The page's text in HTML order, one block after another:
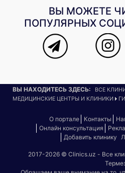
ВЫ МОЖЕТЕ
ПОПУЛЯРНЫХ
ВЫ НАХОДИТЕСЬ ЗДЕСЬ:
ВСЕ
МЕДИЦИНСКИЕ ЦЕНТРЫ И КЛИНИКИ
О портале Контакты
Онлайн консультация
Добавить клинику
2017-2026 © Clinics.uz - Все